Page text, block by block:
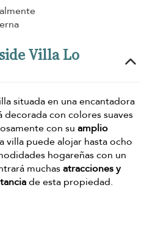
Villa Lo
situada en una encantadora
decorada con colores suaves
con su amplio
villa puede alojar hasta ocho
hogareñas con un
muchasatracciones y
de esta propiedad.